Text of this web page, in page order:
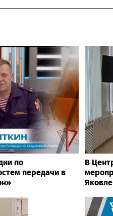
по
передачи в
В